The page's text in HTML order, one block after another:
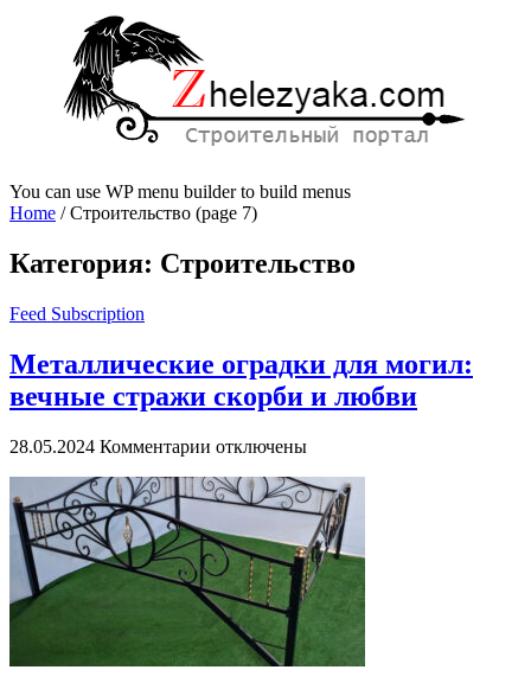
You can use WP menu builder to build menus
Home /Строительство (page 7)
Категория: Строительство
Feed Subscription
Металлические оградки для могил:
вечные стражи скорби и любви
28.05.2024 Комментарии к
Металлические
оградки
для
могил:
вечные
стражи
скорби
и
любви
отключены